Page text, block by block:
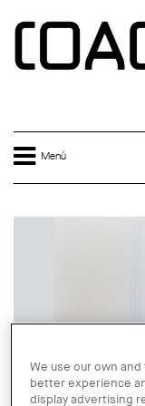
Menú
We use our own
better experience
display advertising